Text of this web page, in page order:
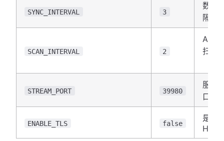
SYNC_INTERVAL 3
数据
隔（
SCAN_INTERVAL 2
AI/
扫描
STREAM_PORT 39980
服务
口
ENABLE_TLS false
是否